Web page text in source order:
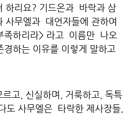
하리요? 기드온과 바락과 삼
무엘과 대언자들에 관하여
족하리라> 라고 이름만 나오
하는 이유를 이렇게 말하고
고, 신실하며, 거룩하고, 독특
도 사무엘은 타락한 제사장들,